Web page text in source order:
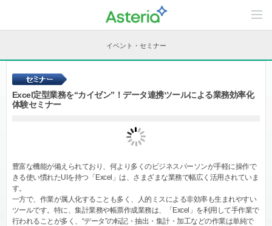
C
n
n
イベント・セミナー
Excel定型業務を“カイゼン”！データ連携ツールによる業務効率化
体験セミナー
豊富な機能が備えられており、何より多くのビジネスパーソンが手軽に操作で
きる使い慣れたUIを持つ「Excel」は、さまざまな業務で幅広く活用されていま
す。
一方で、作業が属人化することも多く、人的ミスによる非効率も生まれやすい
ツールです。特に、集計業務や帳票作成業務は、「Excel」を利用して手作業で
行われることが多く、“データ”の転記・抽出・集計・加工などの作業は単純で